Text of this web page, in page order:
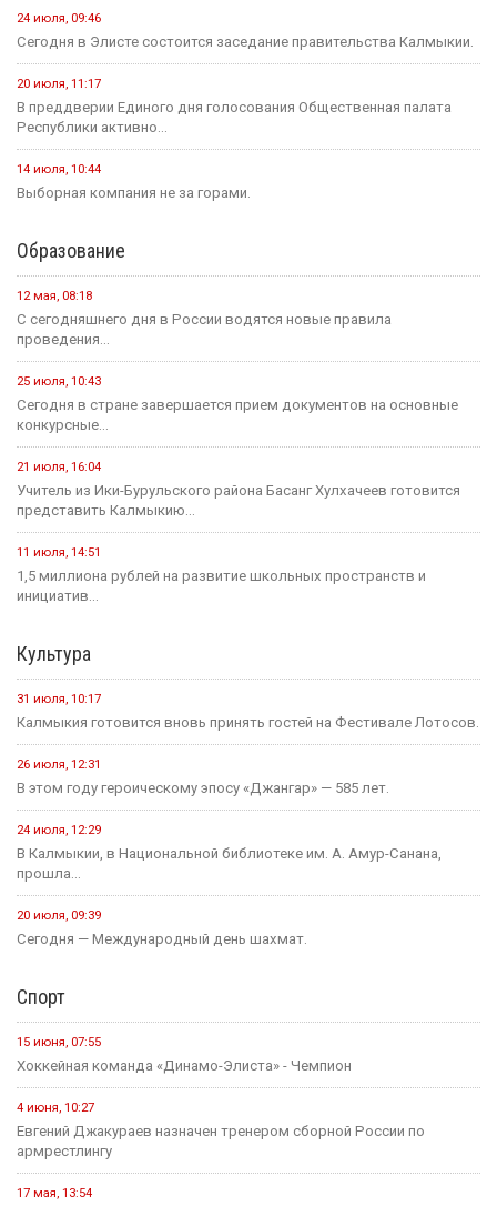
24 июля, 09:46
Сегодня в Элисте состоится заседание правительства Калмыкии.
20 июля, 11:17
В преддверии Единого дня голосования Общественная палата
Республики активно...
14 июля, 10:44
Выборная компания не за горами.
Образование
12 мая, 08:18
С сегодняшнего дня в России водятся новые правила
проведения...
25 июля, 10:43
Сегодня в стране завершается прием документов на основные
конкурсные...
21 июля, 16:04
Учитель из Ики-Бурульского района Басанг Хулхачеев готовится
представить Калмыкию...
11 июля, 14:51
1,5 миллиона рублей на развитие школьных пространств и
инициатив...
Культура
31 июля, 10:17
Калмыкия готовится вновь принять гостей на Фестивале Лотосов.
26 июля, 12:31
В этом году героическому эпосу «Джангар» — 585 лет.
24 июля, 12:29
В Калмыкии, в Национальной библиотеке им. А. Амур-Санана,
прошла...
20 июля, 09:39
Сегодня — Международный день шахмат.
Спорт
15 июня, 07:55
Хоккейная команда «Динамо-Элиста» - Чемпион
4 июня, 10:27
Евгений Джакураев назначен тренером сборной России по
армрестлингу
17 мая, 13:54